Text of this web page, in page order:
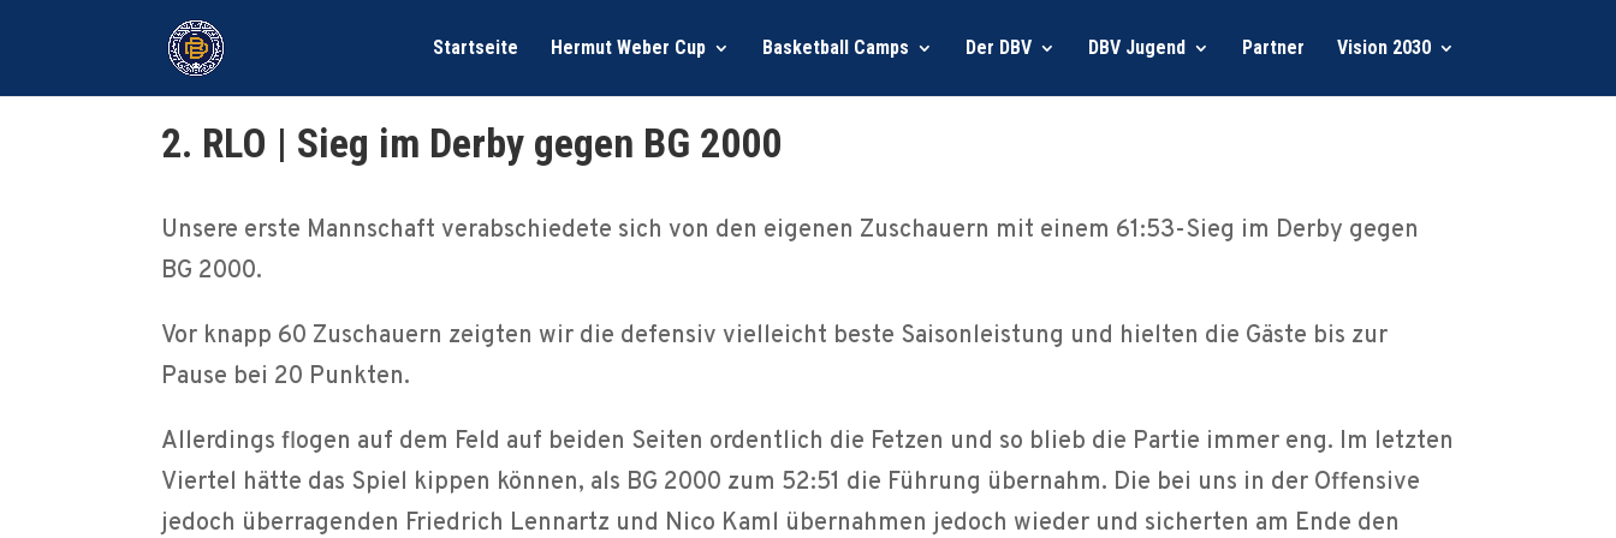
Startseite Hermut Weber Cup Basketball Camps Der DBV DBV Jugend Partner Vision 2030
2. RLO | Sieg im Derby gegen BG 2000
Unsere erste Mannschaft verabschiedete sich von den eigenen Zuschauern mit einem 61:53-Sieg im Derby gegen
BG 2000.
Vor knapp 60 Zuschauern zeigten wir die defensiv vielleicht beste Saisonleistung und hielten die Gäste bis zur
Pause bei 20 Punkten.
Allerdings flogen auf dem Feld auf beiden Seiten ordentlich die Fetzen und so blieb die Partie immer eng. Im letzten
Viertel hätte das Spiel kippen können, als BG 2000 zum 52:51 die Führung übernahm. Die bei uns in der Offensive
jedoch überragenden Friedrich Lennartz und Nico Kaml übernahmen jedoch wieder und sicherten am Ende den